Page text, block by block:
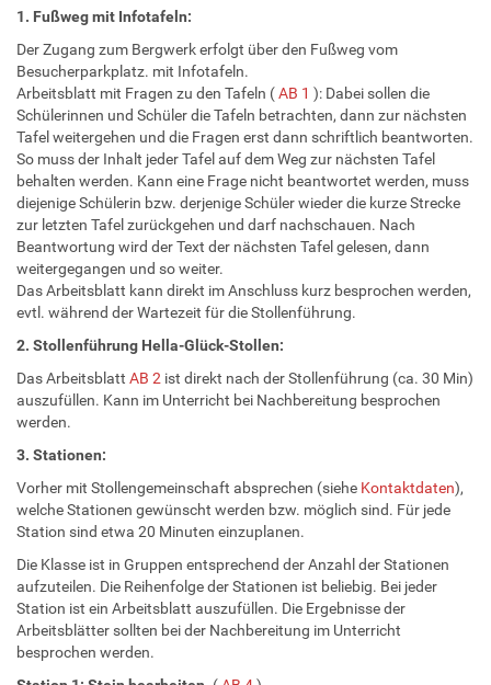
1. Fußweg mit Infotafeln:
Der Zugang zum Bergwerk erfolgt über den Fußweg vom
Besucherparkplatz. mit Infotafeln.
Arbeitsblatt mit Fragen zu den Tafeln (AB 1 ): Dabei sollen die
Schülerinnen und Schüler die Tafeln betrachten, dann zur nächsten
Tafel weitergehen und die Fragen erst dann schriftlich beantworten.
So muss der Inhalt jeder Tafel auf dem Weg zur nächsten Tafel
behalten werden. Kann eine Frage nicht beantwortet werden, muss
diejenige Schülerin bzw. derjenige Schüler wieder die kurze Strecke
zur letzten Tafel zurückgehen und darf nachschauen. Nach
Beantwortung wird der Text der nächsten Tafel gelesen, dann
weitergegangen und so weiter.
Das Arbeitsblatt kann direkt im Anschluss kurz besprochen werden,
evtl. während der Wartezeit für die Stollenführung.
2. Stollenführung Hella-Glück-Stollen:
Das Arbeitsblatt AB 2 ist direkt nach der Stollenführung (ca. 30 Min)
auszufüllen. Kann im Unterricht bei Nachbereitung besprochen
werden.
3. Stationen:
Vorher mit Stollengemeinschaft absprechen (siehe Kontaktdaten),
welche Stationen gewünscht werden bzw. möglich sind. Für jede
Station sind etwa 20 Minuten einzuplanen.
Die Klasse ist in Gruppen entsprechend der Anzahl der Stationen
aufzuteilen. Die Reihenfolge der Stationen ist beliebig. Bei jeder
Station ist ein Arbeitsblatt auszufüllen. Die Ergebnisse der
Arbeitsblätter sollten bei der Nachbereitung im Unterricht
besprochen werden.